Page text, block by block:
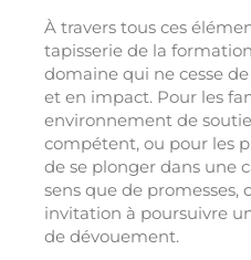
À travers tous ces
tapisserie de la
domaine qui ne cesse
et en impact. Pour les
environnement de
compétent, ou pour les
de se plonger dans une
sens que de
invitation à poursuivre
de dévouement.